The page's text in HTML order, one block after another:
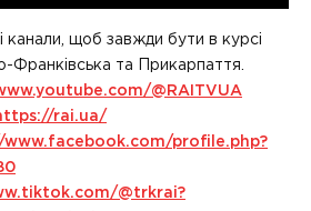
канали, щоб завжди бути в курсі
Франківська та Прикарпаття.
@RAITVUA
rai.ua/
profile.php?
@trkrai?